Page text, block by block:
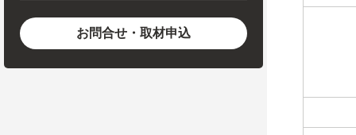
お問合せ・取材申込